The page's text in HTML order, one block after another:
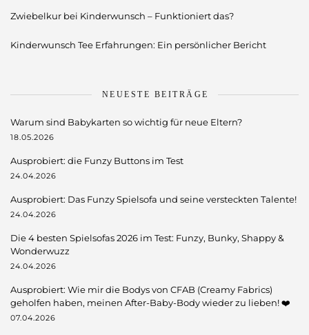
Zwiebelkur bei Kinderwunsch – Funktioniert das?
Kinderwunsch Tee Erfahrungen: Ein persönlicher Bericht
NEUESTE BEITRÄGE
Warum sind Babykarten so wichtig für neue Eltern?
18.05.2026
Ausprobiert: die Funzy Buttons im Test
24.04.2026
Ausprobiert: Das Funzy Spielsofa und seine versteckten Talente!
24.04.2026
Die 4 besten Spielsofas 2026 im Test: Funzy, Bunky, Shappy &
Wonderwuzz
24.04.2026
Ausprobiert: Wie mir die Bodys von CFAB (Creamy Fabrics)
geholfen haben, meinen After-Baby-Body wieder zu lieben! ❤️
07.04.2026